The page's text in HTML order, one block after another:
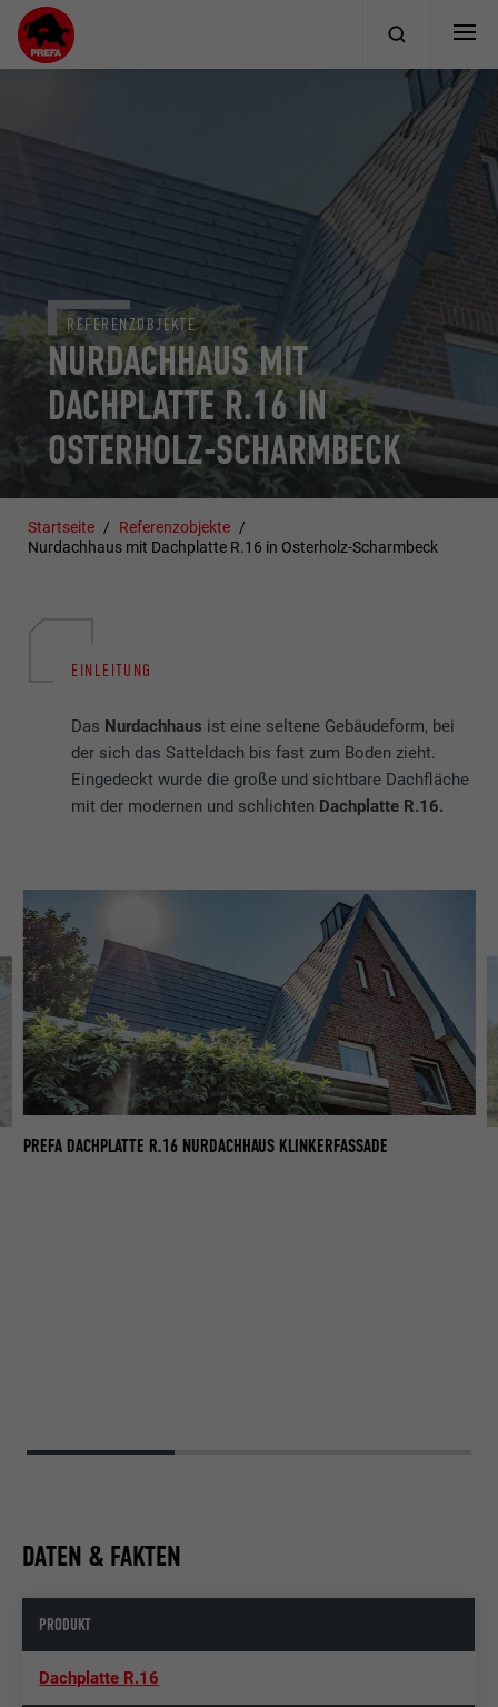
NURDACHHAUS MIT
DACHPLATTE R.16 IN
OSTERHOLZ-SCHARMBECK
REFERENZOBJEKTE
Startseite
Referenzobjekte
Nurdachhaus mit Dachplatte R.16 in Osterholz-Scharmbeck
EINLEITUNG
Das Nurdachhaus ist eine seltene Gebäudeform, bei
der sich das Satteldach bis fast zum Boden zieht.
Eingedeckt wurde die große und sichtbare Dachfläche
mit der modernen und schlichten Dachplatte R.16.
PREFA DACHPLATTE R.16 NURDACHHAUS KLINKERFASSADE
DATEN & FAKTEN
PRODUKT
Dachplatte R.16